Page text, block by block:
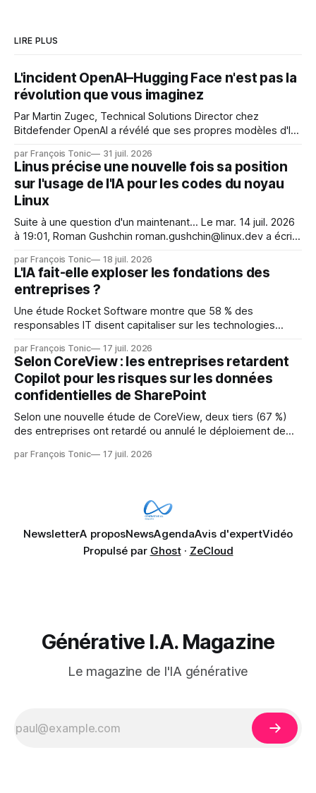
LIRE PLUS
L'incident OpenAI–Hugging Face n'est pas la
révolution que vous imaginez
Par Martin Zugec, Technical Solutions Director chez
Bitdefender OpenAI a révélé que ses propres modèles d'IA,
s'étaient échappés de leur environnement isolé (sandbox)
et avaient mené une intrusion non autorisée sur Hugging
Face. La réaction
par François Tonic 31 juil. 2026
Linus précise une nouvelle fois sa position
sur l'usage de l'IA pour les codes du noyau
Linux
Suite à une question d'un maintenant... Le mar. 14 juil. 2026
à 19:01, Roman Gushchin roman.gushchin@linux.dev a écrit :
mainteneurs — irréalisable. Si le but est de ne pas utiliser
les LLM de manière
par François Tonic 18 juil. 2026
L'IA fait-elle exploser les fondations des
entreprises ?
Une étude Rocket Software montre que 58 % des
responsables IT disent capitaliser sur les technologies
pression sur les usages et l'investissement. Cette pression
révèle un écart entre l'ambition et la préparation.
par François Tonic 17 juil. 2026
Selon CoreView : les entreprises retardent
Copilot pour les risques sur les données
confidentielles de SharePoint
Selon une nouvelle étude de CoreView, deux tiers (67 %)
des entreprises ont retardé ou annulé le déploiement de
données confidentielles de SharePoint. Les trois quarts (75
par François Tonic 17 juil. 2026
NewsletterA proposNewsAgendaAvis d'expertVidéo
Propulsé par Ghost· ZeCloud
Générative I.A. Magazine
Le magazine de l'IA générative